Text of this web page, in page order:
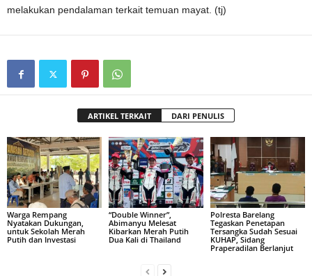
melakukan pendalaman terkait temuan mayat. (tj)
ARTIKEL TERKAIT DARI PENULIS
Warga Rempang
Nyatakan Dukungan,
untuk Sekolah Merah
Putih dan Investasi
“Double Winner”,
Abimanyu Melesat
Kibarkan Merah Putih
Dua Kali di Thailand
Polresta Barelang
Tegaskan Penetapan
Tersangka Sudah Sesuai
KUHAP, Sidang
Praperadilan Berlanjut